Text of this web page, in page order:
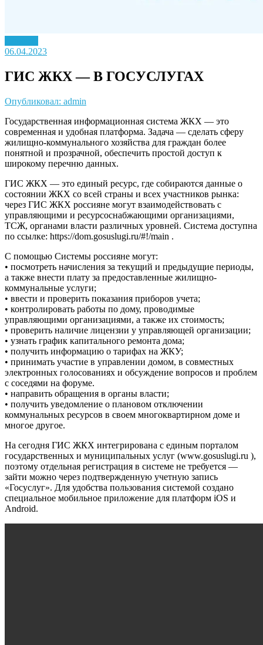
06.04.2023
ГИС ЖКХ — В ГОСУСЛУГАХ
Опубликовал: admin
Государственная информационная система ЖКХ — это
современная и удобная платформа. Задача — сделать сферу
жилищно-коммунального хозяйства для граждан более
понятной и прозрачной, обеспечить простой доступ к
широкому перечню данных.
ГИС ЖКХ — это единый ресурс, где собираются данные о
состоянии ЖКХ со всей страны и всех участников рынка:
через ГИС ЖКХ россияне могут взаимодействовать с
управляющими и ресурсоснабжающими организациями,
ТСЖ, органами власти различных уровней. Система доступна
по ссылке: https://dom.gosuslugi.ru/#!/main .
С помощью Системы россияне могут:
• посмотреть начисления за текущий и предыдущие периоды,
а также внести плату за предоставленные жилищно-
коммунальные услуги;
• ввести и проверить показания приборов учета;
• контролировать работы по дому, проводимые
управляющими организациями, а также их стоимость;
• проверить наличие лицензии у управляющей организации;
• узнать график капитального ремонта дома;
• получить информацию о тарифах на ЖКУ;
• принимать участие в управлении домом, в совместных
электронных голосованиях и обсуждение вопросов и проблем
с соседями на форуме.
• направить обращения в органы власти;
• получить уведомление о плановом отключении
коммунальных ресурсов в своем многоквартирном доме и
многое другое.
На сегодня ГИС ЖКХ интегрирована с единым порталом
государственных и муниципальных услуг (www.gosuslugi.ru ),
поэтому отдельная регистрация в системе не требуется —
зайти можно через подтвержденную учетную запись
«Госуслуг». Для удобства пользования системой создано
специальное мобильное приложение для платформ iOS и
Android.